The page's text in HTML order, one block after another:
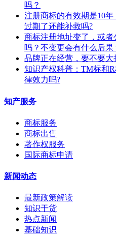
吗？
注册商标的有效期是10
过期了还能补救吗?
商标注册地址变了，或
吗？不变更会有什么后果
品牌正在经营，要不要大
知识产权科普：TM标和
律效力吗?
知产服务
商标服务
商标出售
著作权服务
国际商标申请
新闻动态
最新政策解读
知识干货
热点新闻
基础知识